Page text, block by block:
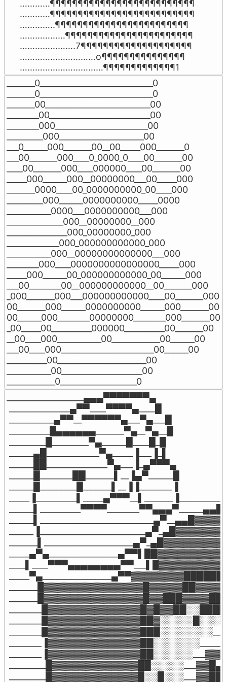
…………¶¶¶¶¶¶¶¶¶¶¶¶¶¶¶¶¶¶¶¶¶¶¶¶¶¶
…………¶¶¶¶¶¶¶¶¶¶¶¶¶¶¶¶¶¶¶¶¶¶¶¶¶¶
…………..¶¶¶¶¶¶¶¶¶¶¶¶¶¶¶¶¶¶¶¶¶¶¶¶
………………¶¶¶¶¶¶¶¶¶¶¶¶¶¶¶¶¶¶¶¶¶¶¶
………………….7¶¶¶¶¶¶¶¶¶¶¶¶¶¶¶¶¶¶¶¶
…………………………o¶¶¶¶¶¶¶¶¶¶¶¶¶¶¶
……………………………¶¶¶¶¶¶¶¶¶¶¶¶¶1
_______0____________________________0
_______0____________________________0
_______00__________________________00
________00_________________________00
________000_______________________00
_________000_____________________00
___0______000_______00__00_____000_______0
___00_______000____0_0000_0____00_______00
____00_______000____000000____00_______00
_____000______000__00000000___00_____000
_______0000____00_0000000000_00____000
_________000______0000000000_____0000
___________0000___0000000000___000
______________000__00000000__000
_______________000_00000000_000
_____________000_000000000000_000
___________000__00000000000000___000
________000____0000000000000000_____000
_____000______00_000000000000_00______000
___00________00__000000000000__00_______000
_000_______000___000000000000____00_______000
00_______000______0000000000______000_______00
00______000________00000000________000_______00
_00_____00__________000000__________00_______00
__00____000___________00____________00______00
___00____000_______________________00______00
__________00______________________00
___________00____________________00
____________0___________________0
___________________▄▄▄▀▀▀▀▀▀▀▄
_______________▄▀▀____▀▀▀▀▄____█
___________▄▀▀__▀▀▀▀▀▀▄___▀▄___█
__________█▄▄▄▄▄▄_______▀▄__▀▄__█
_________█_________▀▄______█____█_█
______▄█_____________▀▄_____▐___▐_▌
______██_______________▀▄___▐_▄▀▀▀▄
______█________██_______▌__▐▄▀______█